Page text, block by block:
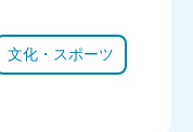
文化・スポーツ